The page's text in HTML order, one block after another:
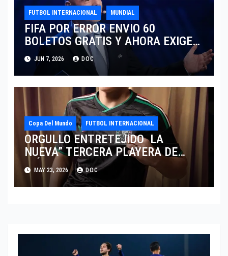
FUTBOL INTERNACIONAL MUNDIAL
FIFA POR ERROR ENVIO 60
BOLETOS GRATIS Y AHORA EXIGE
COBRO.
JUN 7, 2026 DOC
Copa Del Mundo FUTBOL INTERNACIONAL
ORGULLO ENTRETEJIDO LA
NUEVA” TERCERA PLAYERA DE
MÉXICO” INGRESA AL ARCHIVO
HISTÓRICO DE ADIDAS EN
ALEMANIA
MAY 23, 2026 DOC